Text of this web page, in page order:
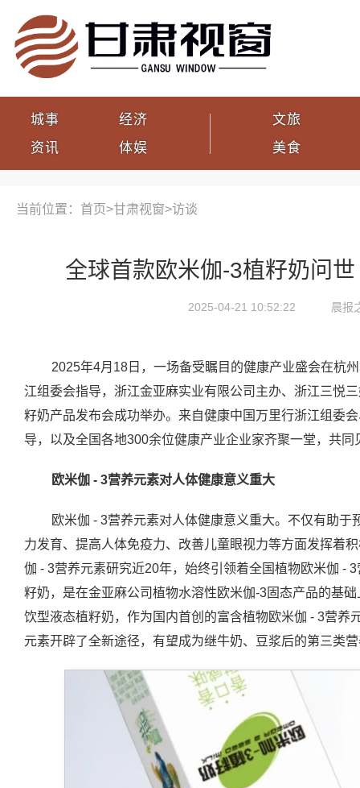
城事
资讯
经济
体娱
文旅
美食
当前位置：首页>甘肃视窗>访谈
全球首款欧米伽-3植籽奶问世
2025-04-21 10:52:22 晨报
2025年4月18日，一场备受瞩目的健康产业盛会在杭
江组委会指导，浙江金亚麻实业有限公司主办、浙江三悦
籽奶产品发布会成功举办。来自健康中国万里行浙江组委
导，以及全国各地300余位健康产业企业家齐聚一堂，共
欧米伽 - 3营养元素对人体健康意义重大
欧米伽 - 3营养元素对人体健康意义重大。不仅有助
力发育、提高人体免疫力、改善儿童眼视力等方面发挥着
伽 - 3营养元素研究近20年，始终引领着全国植物欧米伽 -
籽奶，是在金亚麻公司植物水溶性欧米伽-3固态产品的基
饮型液态植籽奶，作为国内首创的富含植物欧米伽 - 3营养
元素开辟了全新途径，有望成为继牛奶、豆浆后的第三类